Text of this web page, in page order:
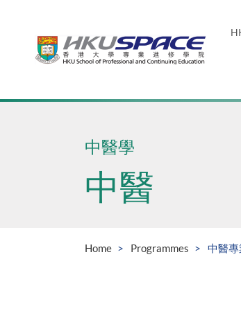
Main
中醫學
中醫
Home Programmes 中醫